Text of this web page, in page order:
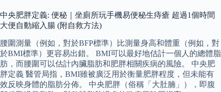
中央肥胖定義: 便秘｜坐廁所玩手機易便秘生痔瘡 超過1個時間
大便自動縮入腸 (附自救方法)
腰圍測量（例如，對於BFP標準）比測量身高和體重（例如，對
於BMI標準）更容易出錯。 BMI可以最好地估計一個人的總體脂
肪，而腰圍可以估計內臟脂肪和肥胖相關疾病的風險。 中央肥
胖定義 醫管局指，BMI雖被廣泛用於衡量肥胖程度，但未能有
效反映身體的脂肪分佈。 中央肥胖（俗稱「大肚腩」），即腹